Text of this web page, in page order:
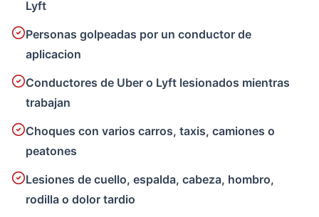
Lyft
Personas golpeadas por un conductor de
aplicacion
Conductores de Uber o Lyft lesionados mientras
trabajan
Choques con varios carros, taxis, camiones o
peatones
Lesiones de cuello, espalda, cabeza, hombro,
rodilla o dolor tardio